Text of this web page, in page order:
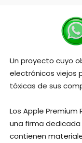
Un proyecto cuyo
electrónicos viejos
tóxicas de sus
Los Apple Premium
una firma
contienen